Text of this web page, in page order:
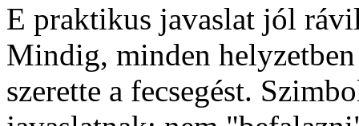
E praktikus javaslat jól
Mindig, minden
szerette a fecsegést.